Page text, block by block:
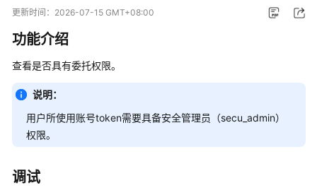
务
告
品
绍
费
说
更新时间： 2026-07-15 GMT+08:00
功能介绍
查看是否具有委托权限。
说明：
用户所使用账号token需要具备安全管理员（secu_admin）
权限。
调试